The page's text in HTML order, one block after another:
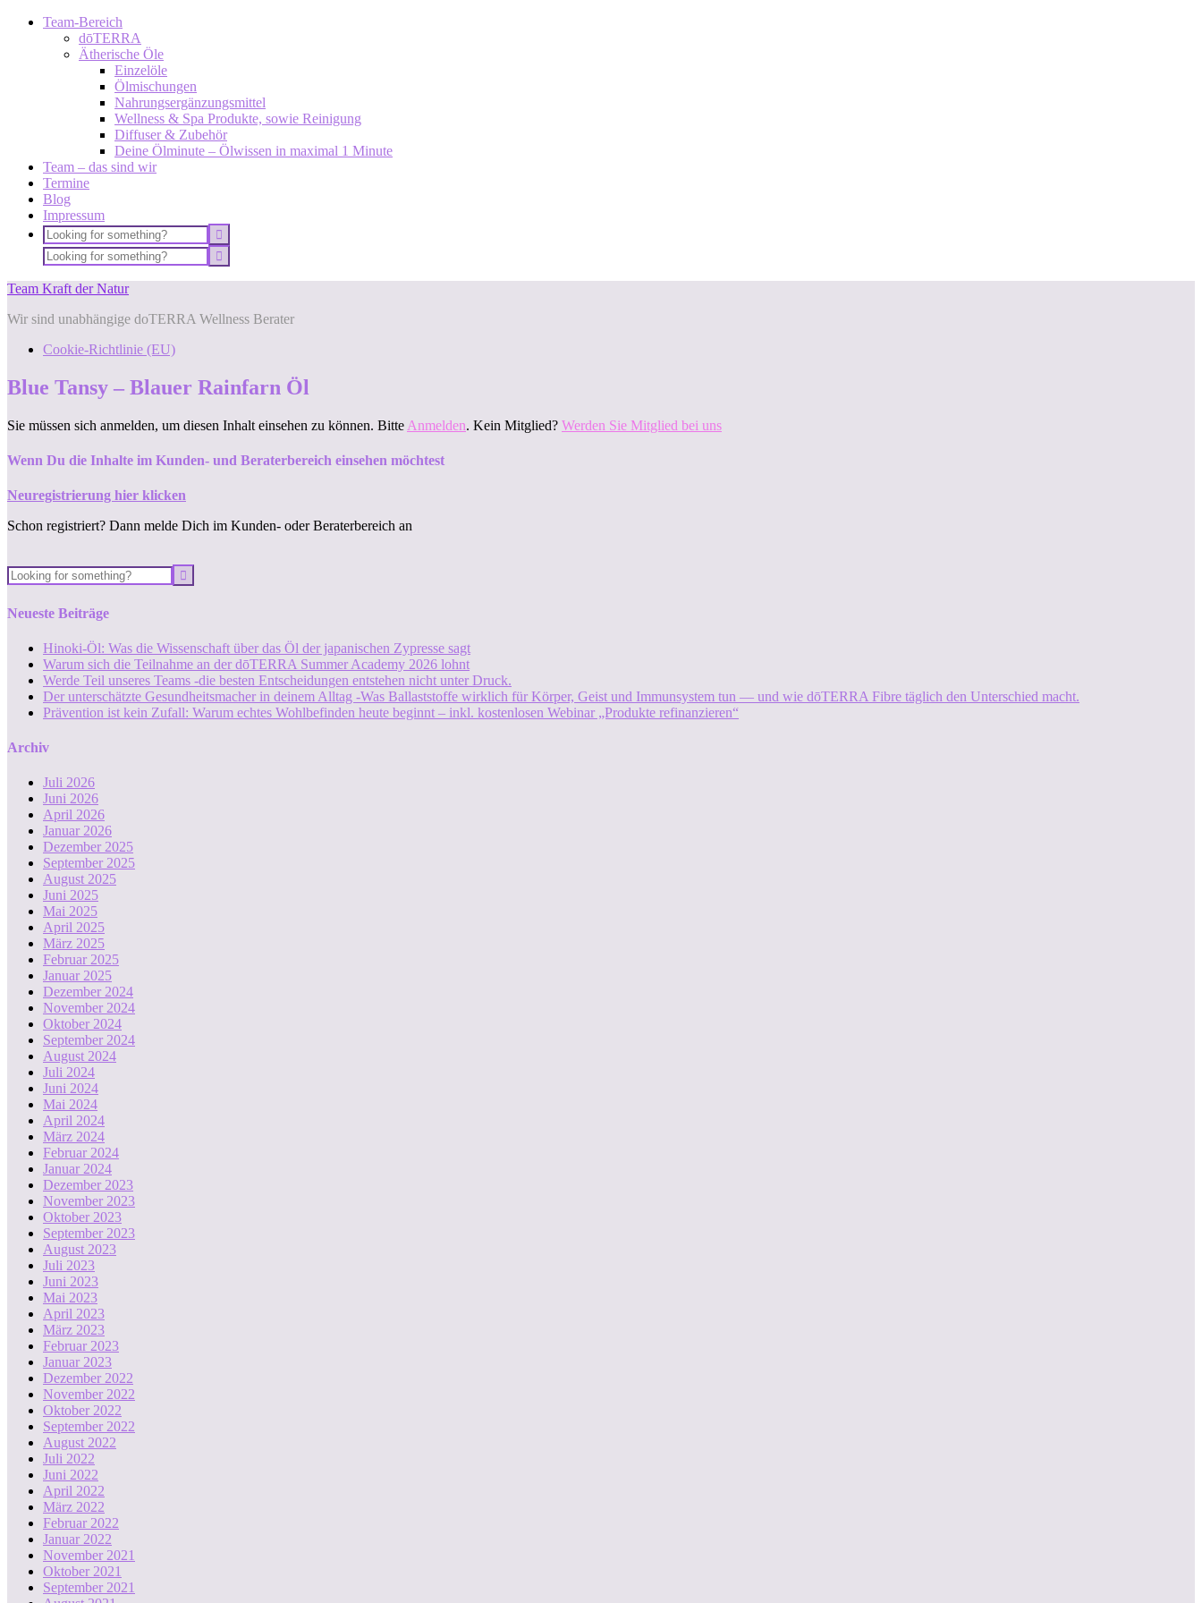
Team-Bereich
dōTERRA
Ätherische Öle
Einzelöle
Ölmischungen
Nahrungsergänzungsmittel
Wellness & Spa Produkte, sowie Reinigung
Diffuser & Zubehör
Deine Ölminute – Ölwissen in maximal 1 Minute
Team – das sind wir
Termine
Blog
Impressum
Team Kraft der Natur
Wir sind unabhängige doTERRA Wellness Berater
Cookie-Richtlinie (EU)
Blue Tansy – Blauer Rainfarn Öl
Sie müssen sich anmelden, um diesen Inhalt einsehen zu können. Bitte Anmelden. Kein Mitglied? Werden Sie Mitglied bei uns
Wenn Du die Inhalte im Kunden- und Beraterbereich einsehen möchtest
Neuregistrierung hier klicken
Schon registriert? Dann melde Dich im Kunden- oder Beraterbereich an
Neueste Beiträge
Hinoki-Öl: Was die Wissenschaft über das Öl der japanischen Zypresse sagt
Warum sich die Teilnahme an der dōTERRA Summer Academy 2026 lohnt
Werde Teil unseres Teams -die besten Entscheidungen entstehen nicht unter Druck.
Der unterschätzte Gesundheitsmacher in deinem Alltag -Was Ballaststoffe wirklich für Körper, Geist und Immunsystem tun — und wie dōTERRA Fibre täglich den Unterschied macht.
Prävention ist kein Zufall: Warum echtes Wohlbefinden heute beginnt – inkl. kostenlosen Webinar „Produkte refinanzieren“
Archiv
Juli 2026
Juni 2026
April 2026
Januar 2026
Dezember 2025
September 2025
August 2025
Juni 2025
Mai 2025
April 2025
März 2025
Februar 2025
Januar 2025
Dezember 2024
November 2024
Oktober 2024
September 2024
August 2024
Juli 2024
Juni 2024
Mai 2024
April 2024
März 2024
Februar 2024
Januar 2024
Dezember 2023
November 2023
Oktober 2023
September 2023
August 2023
Juli 2023
Juni 2023
Mai 2023
April 2023
März 2023
Februar 2023
Januar 2023
Dezember 2022
November 2022
Oktober 2022
September 2022
August 2022
Juli 2022
Juni 2022
April 2022
März 2022
Februar 2022
Januar 2022
November 2021
Oktober 2021
September 2021